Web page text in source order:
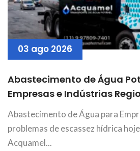
03 ago 2026
Abastecimento de Água
Empresas e Indústrias
Abastecimento de Água para
problemas de escassez hídrica
Acquamel...